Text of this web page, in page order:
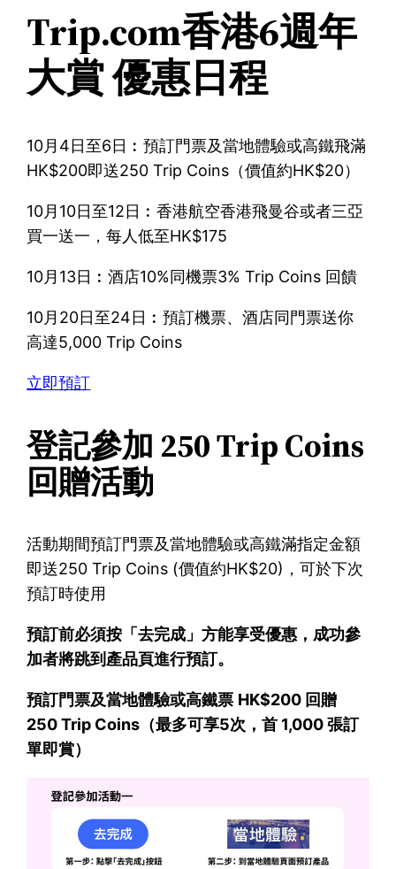
Trip.com香港6週年
大賞 優惠日程
10月4日至6日︰預訂門票及當地體驗或高鐵飛滿
HK$200即送250 Trip Coins（價值約HK$20）
10月10日至12日︰香港航空香港飛曼谷或者三亞
買一送一，每人低至HK$175
10月13日︰酒店10%同機票3% Trip Coins 回饋
10月20日至24日︰預訂機票、酒店同門票送你
高達5,000 Trip Coins
立即預訂
登記參加 250 Trip Coins
回贈活動
活動期間預訂門票及當地體驗或高鐵滿指定金額
即送250 Trip Coins (價值約HK$20)，可於下次
預訂時使用
預訂前必須按「去完成」方能享受優惠，成功參
加者將跳到產品頁進行預訂。
預訂門票及當地體驗或高鐵票 HK$200 回贈
250 Trip Coins（最多可享5次，首 1,000 張訂
單即賞）